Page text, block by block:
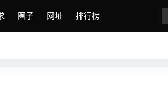
圈子 网址 排行榜